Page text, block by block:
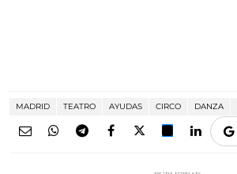
MADRID TEATRO AYUDAS CIRCO DANZA